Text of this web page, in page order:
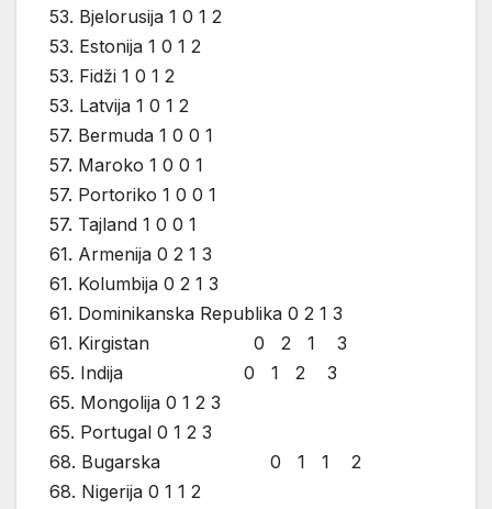
53. Bjelorusija 1 0 1 2
53. Estonija 1 0 1 2
53. Fidži 1 0 1 2
53. Latvija 1 0 1 2
57. Bermuda 1 0 0 1
57. Maroko 1 0 0 1
57. Portoriko 1 0 0 1
57. Tajland 1 0 0 1
61. Armenija 0 2 1 3
61. Kolumbija 0 2 1 3
61. Dominikanska Republika 0 2 1 3
61. Kirgistan 0 2 1 3
65. Indija 0 1 2 3
65. Mongolija 0 1 2 3
65. Portugal 0 1 2 3
68. Bugarska 0 1 1 2
68. Nigerija 0 1 1 2